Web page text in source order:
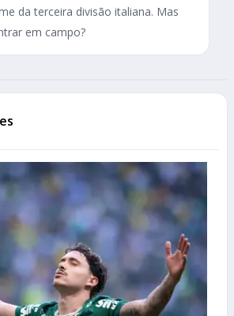
da terceira divisão italiana. Mas
em campo?